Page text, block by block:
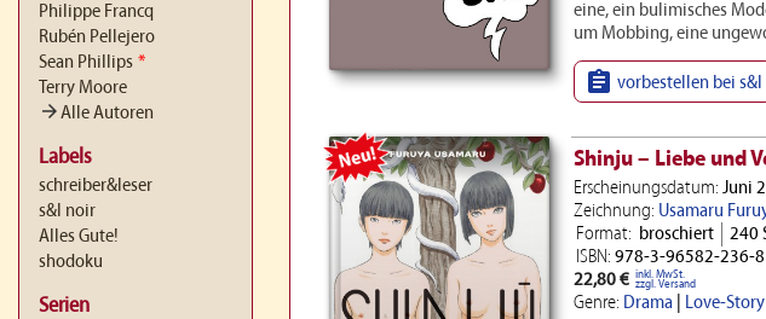
Philippe Francq
Rubén Pellejero
Sean Phillips *
Terry Moore
arrow_forwardAlle Autoren
Labels
schreiber&leser
s&l noir
Alles Gute!
shodoku
Serien
eine, ein bulimisches
um Mobbing, eine
 vorbestellen bei s&l
NEU
Shinju – Liebe und
Erscheinungsdatum: Juni
Zeichnung: Usamaru
Format: broschiert 240
ISBN: 978-3-96582-236-8
22,80 € inkl. MwSt.
zzgl. Versand
Genre: Drama Love-Story